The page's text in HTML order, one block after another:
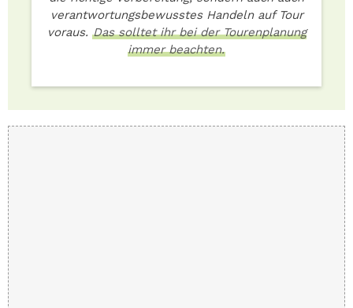
verantwortungsbewusstes Handeln auf Tour
voraus. Das solltet ihr bei der Tourenplanung
immer beachten.